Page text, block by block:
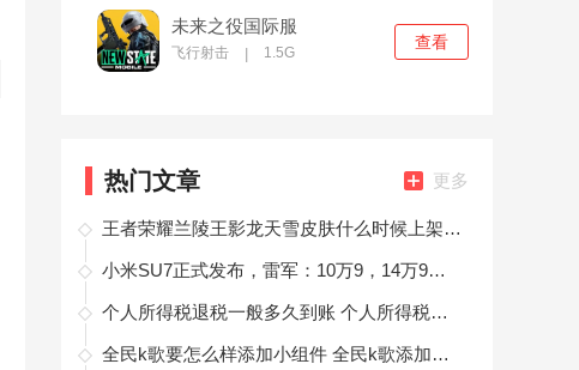
未来之役国际服
飞行射击 1.5G
查看
热门文章 更多
王者荣耀兰陵王影龙天雪皮肤什么时候上架 王者荣耀兰陵王影龙天雪皮肤上架时间
小米SU7正式发布，雷军：10万9，14万9是不可能的！
个人所得税退税一般多久到账 个人所得税退税一般多久到账怎么查询
全民k歌要怎么样添加小组件 全民k歌添加小组件方法